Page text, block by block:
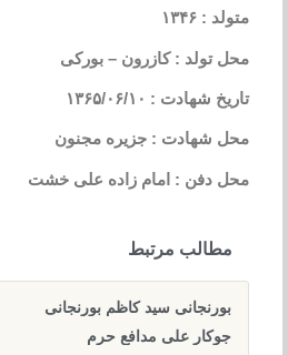
متولد : ۱۳۴۶
محل تولد : کازرون – بورکی
تاریخ شهادت : ۱۳۶۵/۰۶/۱۰
محل شهادت : جزیره مجنون
محل دفن : امام زاده علی خشت
مطالب مرتبط
بورنجانی سید کاظم بورنجانی
جوکار علی مدافع حرم